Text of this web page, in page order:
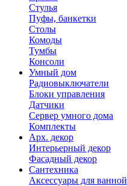
Стулья
Пуфы, банкетки
Столы
Комоды
Тумбы
Консоли
Умный дом
Радиовыключатели
Блоки управления
Датчики
Сервер умного дома
Комплекты
Арх. декор
Интерьерный декор
Фасадный декор
Сантехника
Аксессуары для ванной